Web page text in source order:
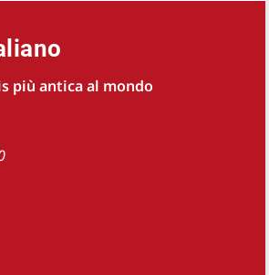
più antica al mondo